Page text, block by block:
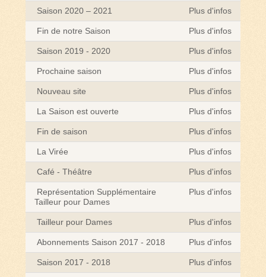
Saison 2020 – 2021 Plus d'infos
Fin de notre Saison Plus d'infos
Saison 2019 - 2020 Plus d'infos
Prochaine saison Plus d'infos
Nouveau site Plus d'infos
La Saison est ouverte Plus d'infos
Fin de saison Plus d'infos
La Virée Plus d'infos
Café - Théâtre Plus d'infos
Représentation Supplémentaire
Tailleur pour Dames
Plus d'infos
Tailleur pour Dames Plus d'infos
Abonnements Saison 2017 - 2018 Plus d'infos
Saison 2017 - 2018 Plus d'infos